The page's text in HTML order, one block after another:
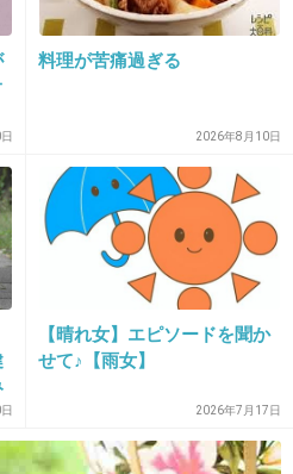
ルの低いAV女優の寄せ
-29
がいるグループなの
料理が苦痛過ぎる
2026年8月10日
【晴れ女】エピソードを聞か
せて♪【雨女】
2026年7月17日